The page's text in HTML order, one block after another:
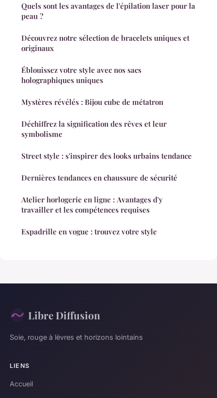
Quels sont les avantages de l'épilation laser pour la
peau ?
Découvrez notre sélection de bracelets uniques et
originaux
Éblouissez votre style avec nos sacs
holographiques uniques
Mystères révélés : Bijou cube de métatron
Déchiffrez la signification des rêves et leur
symbolisme
Street style : s'inspirer des looks urbains tendance
Dernières tendances en chaussure de sécurité
Atelier horlogerie en ligne : Avantages d'y
travailler et les compétences requises
Espadrille en vogue : trouvez votre style
Libre Diffusion
Soie, rouge à lèvres et horizons lointains
LIENS
Accueil